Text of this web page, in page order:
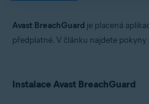
MacOS
Avast BreachGuard je placená
předplatné. V článku najdete pokyny
Instalace Avast BreachGuard